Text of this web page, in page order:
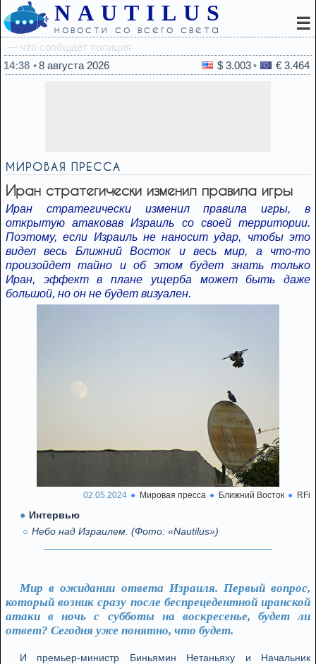
NAUTILUS
новости со всего света ☰
14:38
8 августа 2026 $ 3.003 € 3.464
МИРОВАЯ ПРЕССА
Иран стратегически изменил правила игры
Иран стратегически изменил правила игры, в
открытую атаковав Израиль со своей территории.
Поэтому, если Израиль не наносит удар, чтобы это
видел весь Ближний Восток и весь мир, а что-то
произойдет тайно и об этом будет знать только
Иран, эффект в плане ущерба может быть даже
большой, но он не будет визуален.
02.05.2024 Мировая пресса Ближний Восток RFi
Интервью
Небо над Израилем. (Фото: «Nautilus»)
Мир в ожидании ответа Израиля. Первый вопрос,
который возник сразу после беспрецедентной иранской
атаки в ночь с субботы на воскресенье, будет ли
ответ? Сегодня уже понятно, что будет.
И премьер-министр Биньямин Нетаньяху и Начальник